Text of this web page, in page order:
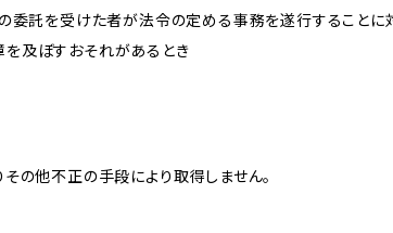
委託を受けた者が法令の定める事務を遂行すること
及ぼすおそれがあるとき
の他不正の手段により取得しません。